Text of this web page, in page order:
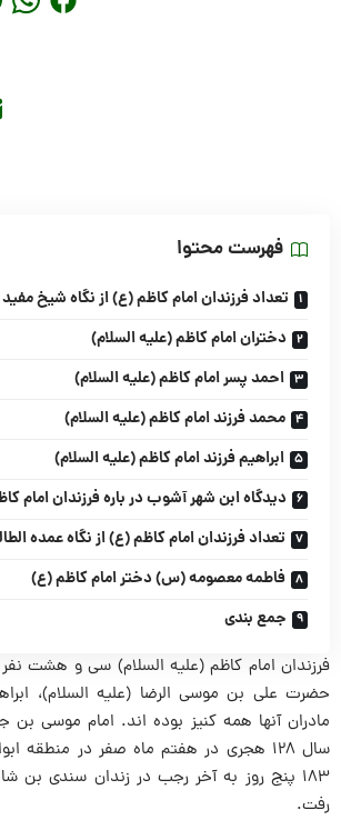
فهرست محتوا
تعداد فرزندان امام کاظم (ع) از نگاه شیخ مفید
دختران امام کاظم (علیه السلام)
احمد پسر امام کاظم (علیه السلام)
محمد فرزند امام کاظم (علیه السلام)
ابراهیم فرزند امام کاظم (علیه السلام)
دیدگاه ابن شهر آشوب در باره فرزندان امام
تعداد فرزندان امام کاظم (ع) از نگاه عمده
فاطمه معصومه (س) دختر امام کاظم (ع)
جمع بندی
فرزندان امام کاظم (علیه السلام) سی و هشت نفر
حضرت على بن موسى الرضا (علیه السلام)،
مادران آنها همه کنیز بوده اند. امام موسى بن
سال 128 هجرى در هفتم ماه صفر در منطقه
183 پنج روز به آخر رجب در زندان سندى بن
رفت.